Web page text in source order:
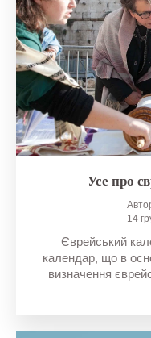
Усе про
14
Єврейський
календар, що в
визначення